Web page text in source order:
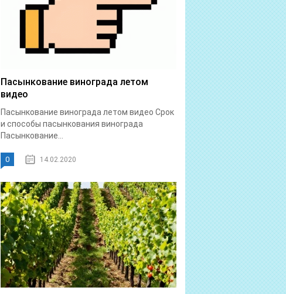
Пасынкование винограда летом
видео
Пасынкование винограда летом видео Срок
и способы пасынкования винограда
Пасынкование...
0 14.02.2020